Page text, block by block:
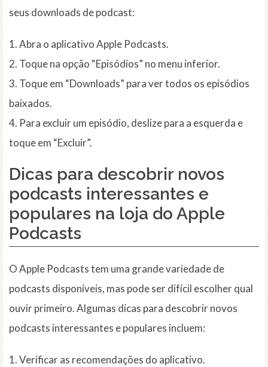
seus downloads de podcast:
1. Abra o aplicativo Apple Podcasts.
2. Toque na opção “Episódios” no menu inferior.
3. Toque em “Downloads” para ver todos os episódios
baixados.
4. Para excluir um episódio, deslize para a esquerda e
toque em “Excluir”.
Dicas para descobrir novos
podcasts interessantes e
populares na loja do Apple
Podcasts
O Apple Podcasts tem uma grande variedade de
podcasts disponíveis, mas pode ser difícil escolher qual
ouvir primeiro. Algumas dicas para descobrir novos
podcasts interessantes e populares incluem:
1. Verificar as recomendações do aplicativo.